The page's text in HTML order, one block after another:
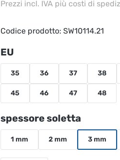
Prezzi incl. IVA più costi di
Codice prodotto: SW10114.21
Seleziona
EU
35 36 37 38
45 46 47 48
Seleziona
spessore soletta
1 mm 2 mm 3 mm